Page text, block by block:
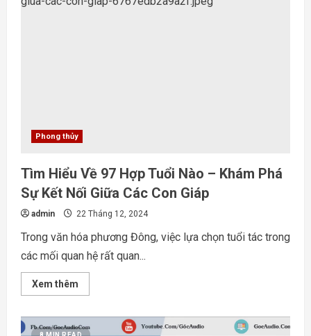
Hướng
Phong thủy
Tìm Hiểu Về 97 Hợp Tuổi Nào – Khám Phá
Sự Kết Nối Giữa Các Con Giáp
admin 22 Tháng 12, 2024
Trong văn hóa phương Đông, việc lựa chọn tuổi tác trong
các mối quan hệ rất quan...
Xem thêm
more
Hiểu
Về